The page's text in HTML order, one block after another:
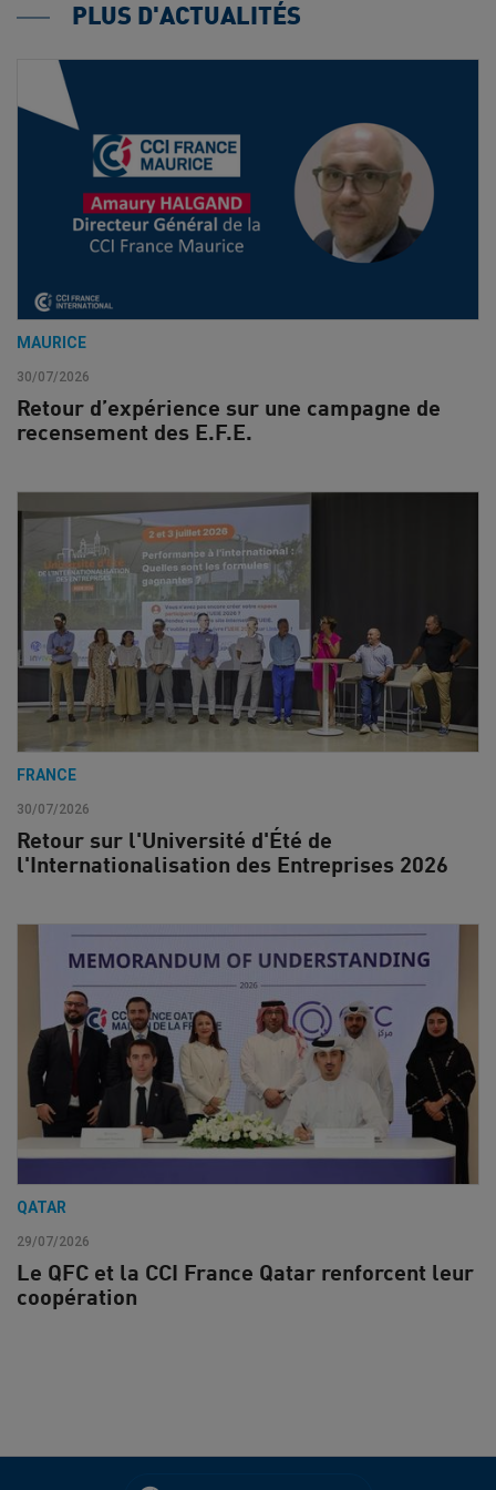
PLUS D'ACTUALITÉS
MAURICE
30/07/2026
Retour d’expérience sur une campagne de
recensement des E.F.E.
FRANCE
30/07/2026
Retour sur l'Université d'Été de
l'Internationalisation des Entreprises 2026
QATAR
29/07/2026
Le QFC et la CCI France Qatar renforcent leur
coopération